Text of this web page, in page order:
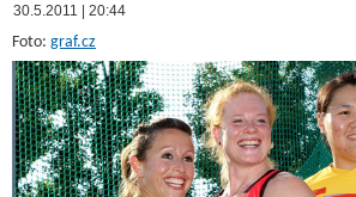
30.5.2011 | 20:44
Foto: graf.cz